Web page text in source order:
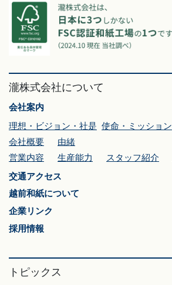
瀧株式会社について
会社案内
理想・ビジョン・社是 使命・ミッション
会社概要
由緒
営業内容
生産能力 スタッフ紹介
交通アクセス
越前和紙について
企業リンク
採用情報
トピックス